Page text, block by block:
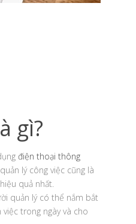
gì?
điện thoại thông
lý công việc cũng là
quả nhất.
quản lý có thể nắm bắt
trong ngày và cho